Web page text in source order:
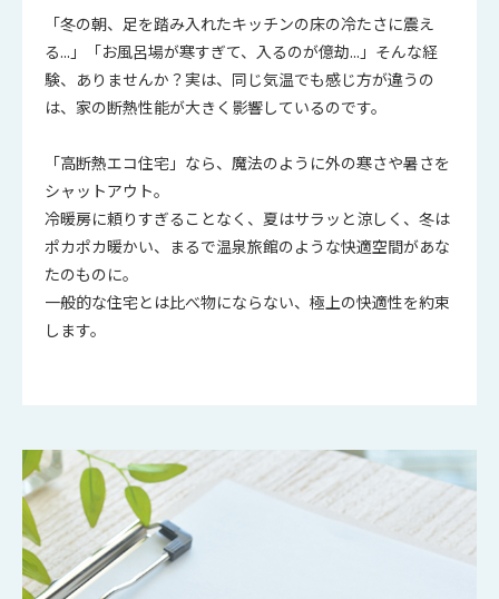
「冬の朝、足を踏み入れたキッチンの床の冷たさに震え
る...」「お風呂場が寒すぎて、入るのが億劫...」そんな経
験、ありませんか？実は、同じ気温でも感じ方が違うの
は、家の断熱性能が大きく影響しているのです。
「高断熱エコ住宅」なら、魔法のように外の寒さや暑さを
シャットアウト。
冷暖房に頼りすぎることなく、夏はサラッと涼しく、冬は
ポカポカ暖かい、まるで温泉旅館のような快適空間があな
たのものに。
一般的な住宅とは比べ物にならない、極上の快適性を約束
します。